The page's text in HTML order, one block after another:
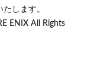
します。
ENIX All Rights